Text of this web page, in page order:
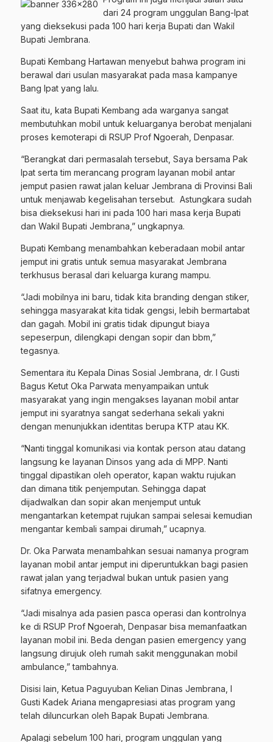
dari 24 program unggulan Bang-Ipat
yang dieksekusi pada 100 hari kerja Bupati dan Wakil
Bupati Jembrana.
Bupati Kembang Hartawan menyebut bahwa program ini
berawal dari usulan masyarakat pada masa kampanye
Bang Ipat yang lalu.
Saat itu, kata Bupati Kembang ada warganya sangat
membutuhkan mobil untuk keluarganya berobat menjalani
proses kemoterapi di RSUP Prof Ngoerah, Denpasar.
“Berangkat dari permasalah tersebut, Saya bersama Pak
Ipat serta tim merancang program layanan mobil antar
jemput pasien rawat jalan keluar Jembrana di Provinsi Bali
untuk menjawab kegelisahan tersebut. Astungkara sudah
bisa dieksekusi hari ini pada 100 hari masa kerja Bupati
dan Wakil Bupati Jembrana,” ungkapnya.
Bupati Kembang menambahkan keberadaan mobil antar
jemput ini gratis untuk semua masyarakat Jembrana
terkhusus berasal dari keluarga kurang mampu.
“Jadi mobilnya ini baru, tidak kita branding dengan stiker,
sehingga masyarakat kita tidak gengsi, lebih bermartabat
dan gagah. Mobil ini gratis tidak dipungut biaya
sepeserpun, dilengkapi dengan sopir dan bbm,”
tegasnya.
Sementara itu Kepala Dinas Sosial Jembrana, dr. I Gusti
Bagus Ketut Oka Parwata menyampaikan untuk
masyarakat yang ingin mengakses layanan mobil antar
jemput ini syaratnya sangat sederhana sekali yakni
dengan menunjukkan identitas berupa KTP atau KK.
“Nanti tinggal komunikasi via kontak person atau datang
langsung ke layanan Dinsos yang ada di MPP. Nanti
tinggal dipastikan oleh operator, kapan waktu rujukan
dan dimana titik penjemputan. Sehingga dapat
dijadwalkan dan sopir akan menjemput untuk
mengantarkan ketempat rujukan sampai selesai kemudian
mengantar kembali sampai dirumah,” ucapnya.
Dr. Oka Parwata menambahkan sesuai namanya program
layanan mobil antar jemput ini diperuntukkan bagi pasien
rawat jalan yang terjadwal bukan untuk pasien yang
sifatnya emergency.
“Jadi misalnya ada pasien pasca operasi dan kontrolnya
ke di RSUP Prof Ngoerah, Denpasar bisa memanfaatkan
layanan mobil ini. Beda dengan pasien emergency yang
langsung dirujuk oleh rumah sakit menggunakan mobil
ambulance,” tambahnya.
Disisi lain, Ketua Paguyuban Kelian Dinas Jembrana, I
Gusti Kadek Ariana mengapresiasi atas program yang
telah diluncurkan oleh Bapak Bupati Jembrana.
Apalagi sebelum 100 hari, program unggulan yang